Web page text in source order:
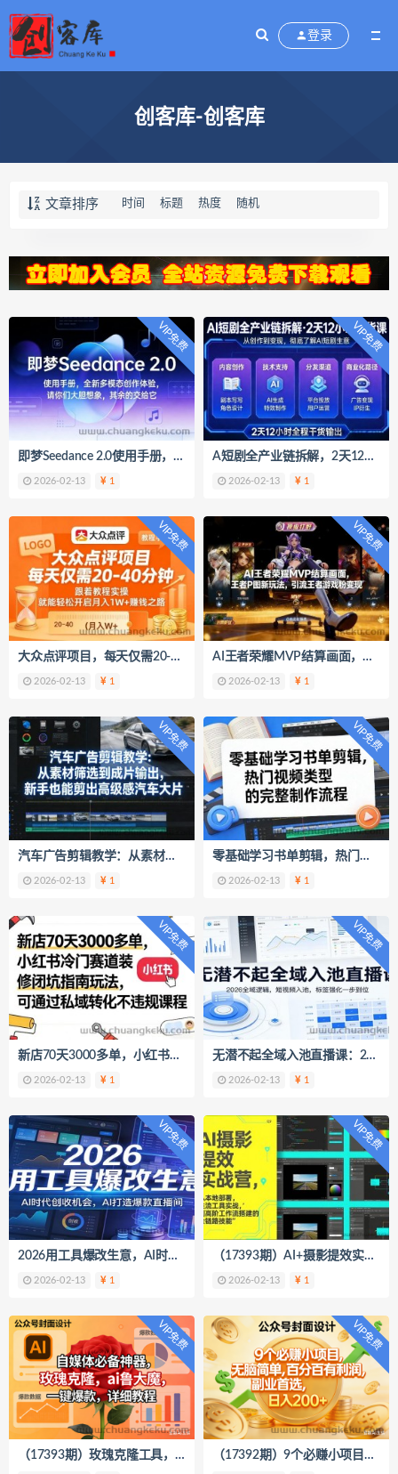
登录
创客库-创客库
文章排序 时间 标题 热度 随机
VIP免费
即梦Seedance 2.0使用手册，全新多模态创作体验，请你们大胆想象，其余的交给它
2026-02-13 1
VIP免费
A短剧全产业链拆解，2天12小时全程干货输出，彻底的了解AI短剧是一门什么生意
2026-02-13 1
VIP免费
大众点评项目，每天仅需20-40分钟，跟着教程实操，就能轻松开启月入1W+賺钱之路
2026-02-13 1
VIP免费
AI王者荣耀MVP结算画面，王者P图新玩法，引流王者游戏粉变现
2026-02-13 1
VIP免费
汽车广告剪辑教学：从素材筛选到成片输出，新手也能剪出高级感汽车大片
2026-02-13 1
VIP免费
零基础学习书单剪辑，热门视频类型的完整制作流程（更新2026）
2026-02-13 1
VIP免费
新店70天3000多单，小红书冷门赛道装修闭坑指南玩法，可通过私域转化不违规课程
2026-02-13 1
VIP免费
无潜不起全域入池直播课：2026全域逻辑，短视频入池，标签强化一步到位
2026-02-13 1
VIP免费
2026用工具爆改生意，AI时代创收机会，AI打造爆款直播间
2026-02-13 1
VIP免费
（17393期）AI+摄影提效实战营，从本地部署，主流工具实战，到高阶工作流搭建的全链路技能
2026-02-13 1
VIP免费
（17393期）玫瑰克隆工具，ai鲁大魔，自媒体必备神器，一键爆款神器，详细教程。
VIP免费
（17392期）9个必赚小项目，无脑简单，百分百有利润，副业首选，日入300+